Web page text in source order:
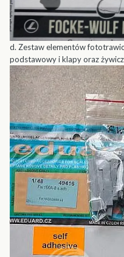
d. Zestaw elementów
podstawowy i klapy oraz